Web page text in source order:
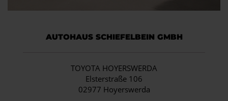
AUTOHAUS SCHIEFELBEIN GMBH
TOYOTA HOYERSWERDA
Elsterstraße 106
02977 Hoyerswerda